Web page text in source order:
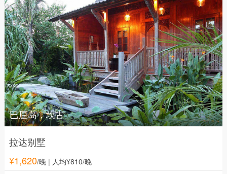
巴厘岛，坎古
拉达别墅
¥1,620/晚| 人均¥810/晚